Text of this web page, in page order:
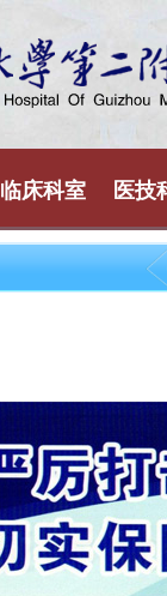
临床科室 医技